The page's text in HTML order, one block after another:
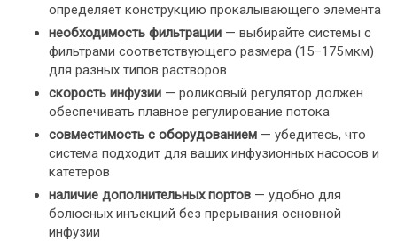
определяет конструкцию прокалывающего элемента
необходимость фильтрации — выбирайте системы с
фильтрами соответствующего размера (15–175 мкм)
для разных типов растворов
скорость инфузии — роликовый регулятор должен
обеспечивать плавное регулирование потока
совместимость с оборудованием — убедитесь, что
система подходит для ваших инфузионных насосов и
катетеров
наличие дополнительных портов — удобно для
болюсных инъекций без прерывания основной
инфузии